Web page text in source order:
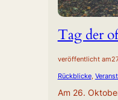
Tag der
veröffentlicht am
Rückblicke,
Am 26.